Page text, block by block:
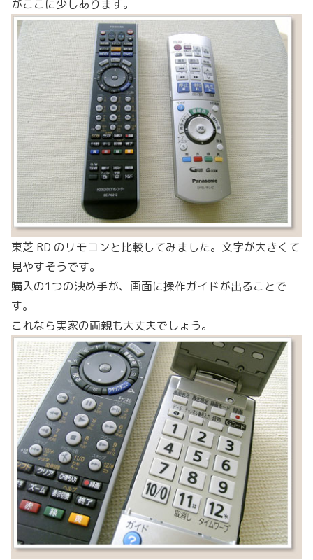
がここに少しあります。
東芝 RD のリモコンと比較してみました。文字が大きくて
見やすそうです。
購入の1つの決め手が、画面に操作ガイドが出ることで
す。
これなら実家の両親も大丈夫でしょう。